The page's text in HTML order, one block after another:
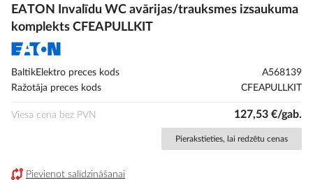
uz
galerijas
sākumu
EATON Invalīdu WC avārijas/trauksmes izsaukuma
komplekts CFEAPULLKIT
BaltikElektro preces kods
A568139
Ražotāja preces kods
CFEAPULLKIT
Viesa cena bez PVN 127,53 €/gab.
Pierakstieties, lai redzētu cenas
Pievienot salīdzināšanai